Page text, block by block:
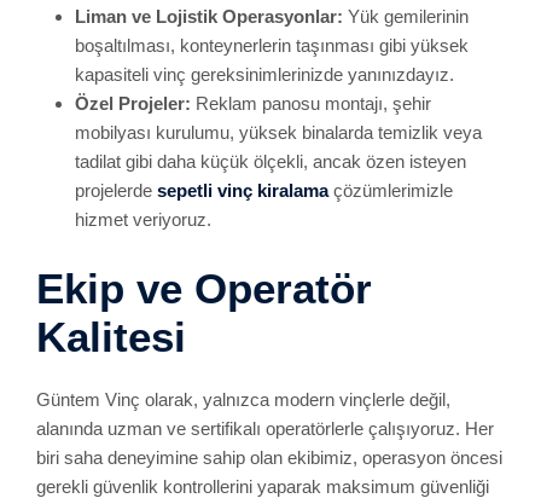
Liman ve Lojistik Operasyonlar: Yük gemilerinin
boşaltılması, konteynerlerin taşınması gibi yüksek
kapasiteli vinç gereksinimlerinizde yanınızdayız.
Özel Projeler: Reklam panosu montajı, şehir
mobilyası kurulumu, yüksek binalarda temizlik veya
tadilat gibi daha küçük ölçekli, ancak özen isteyen
projelerde sepetli vinç kiralamaçözümlerimizle
hizmet veriyoruz.
Ekip ve Operatör
Kalitesi
Güntem Vinç olarak, yalnızca modern vinçlerle değil,
alanında uzman ve sertifikalı operatörlerle çalışıyoruz. Her
biri saha deneyimine sahip olan ekibimiz, operasyon öncesi
gerekli güvenlik kontrollerini yaparak maksimum güvenliği